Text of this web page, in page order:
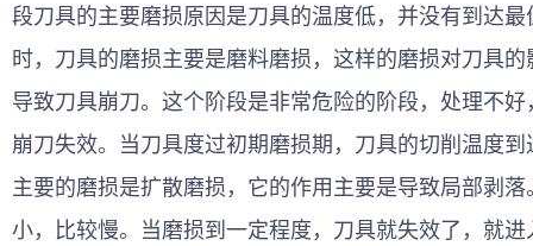
段刀具的主要磨损原因是刀具的温度低，并没有到达
时，刀具的磨损主要是磨料磨损，这样的磨损对刀具
导致刀具崩刀。这个阶段是非常危险的阶段，处理不
崩刀失效。当刀具度过初期磨损期，刀具的切削温度
主要的磨损是扩散磨损，它的作用主要是导致局部剥
小，比较慢。当磨损到一定程度，刀具就失效了，就